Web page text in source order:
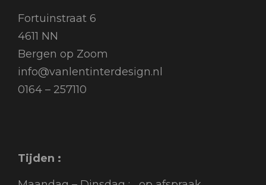
Fortuinstraat 6
4611 NN
Bergen op Zoom
info@vanlentinterdesign.nl
0164 – 257110
Tijden :